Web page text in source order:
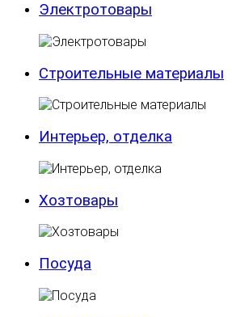
Электротовары
Строительные материалы
Интерьер, отделка
Хозтовары
Посуда